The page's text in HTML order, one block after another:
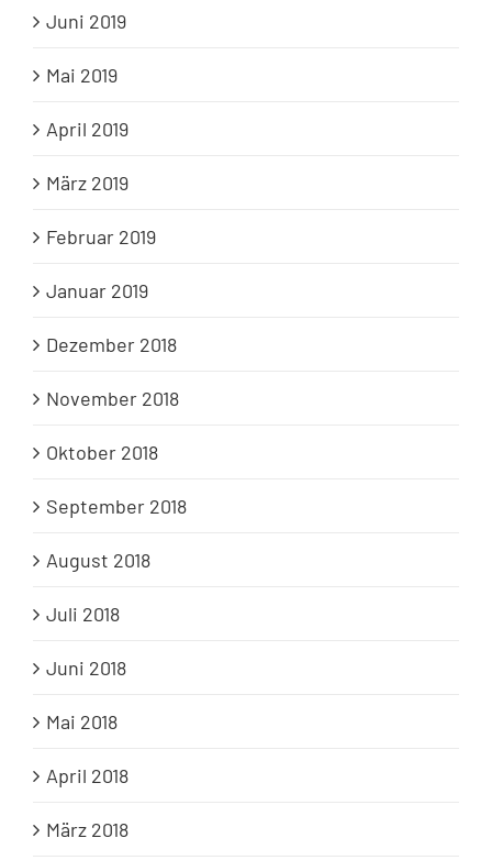
Juni 2019
Mai 2019
April 2019
März 2019
Februar 2019
Januar 2019
Dezember 2018
November 2018
Oktober 2018
September 2018
August 2018
Juli 2018
Juni 2018
Mai 2018
April 2018
März 2018